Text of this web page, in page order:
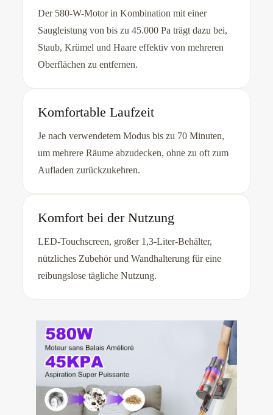
Der 580-W-Motor in Kombination mit einer
Saugleistung von bis zu 45.000 Pa trägt dazu bei,
Staub, Krümel und Haare effektiv von mehreren
Oberflächen zu entfernen.
Komfortable Laufzeit
Je nach verwendetem Modus bis zu 70 Minuten,
um mehrere Räume abzudecken, ohne zu oft zum
Aufladen zurückzukehren.
Komfort bei der Nutzung
LED-Touchscreen, großer 1,3-Liter-Behälter,
nützliches Zubehör und Wandhalterung für eine
reibungslose tägliche Nutzung.